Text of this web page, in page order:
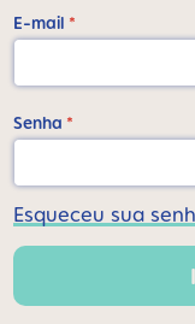
E-mail *
Senha *
Esqueceu sua